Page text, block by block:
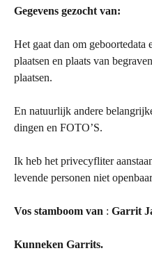
Gegevens gezocht van:
Het gaat dan om geboortedata
plaatsen en plaats van
plaatsen.
En natuurlijk andere
dingen en FOTO’S.
Ik heb het privecyfliter
levende personen niet
Vos stamboom van : Garrit
Kunneken Garrits.